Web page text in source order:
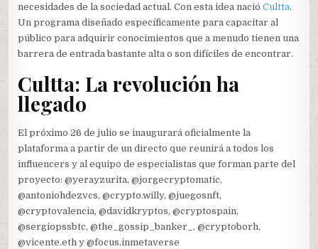
necesidades de la sociedad actual. Con esta idea nacióCultta.
Un programa diseñado específicamente para capacitar al
público para adquirir conocimientos que a menudo tienen una
barrera de entrada bastante alta o son difíciles de encontrar.
Cultta: La revolución ha
llegado
El próximo 26 de julio se inaugurará oficialmente la
plataforma a partir de un directo que reunirá a todos los
influencers y al equipo de especialistas que forman parte del
proyecto: @yerayzurita, @jorgecryptomatic,
@antoniohdezvcs, @crypto.willy, @juegosnft,
@cryptovalencia, @davidkryptos, @cryptospain,
@sergiopssbtc, @the_gossip_banker_, @cryptoborh,
@vicente.eth y @focus.inmetaverse